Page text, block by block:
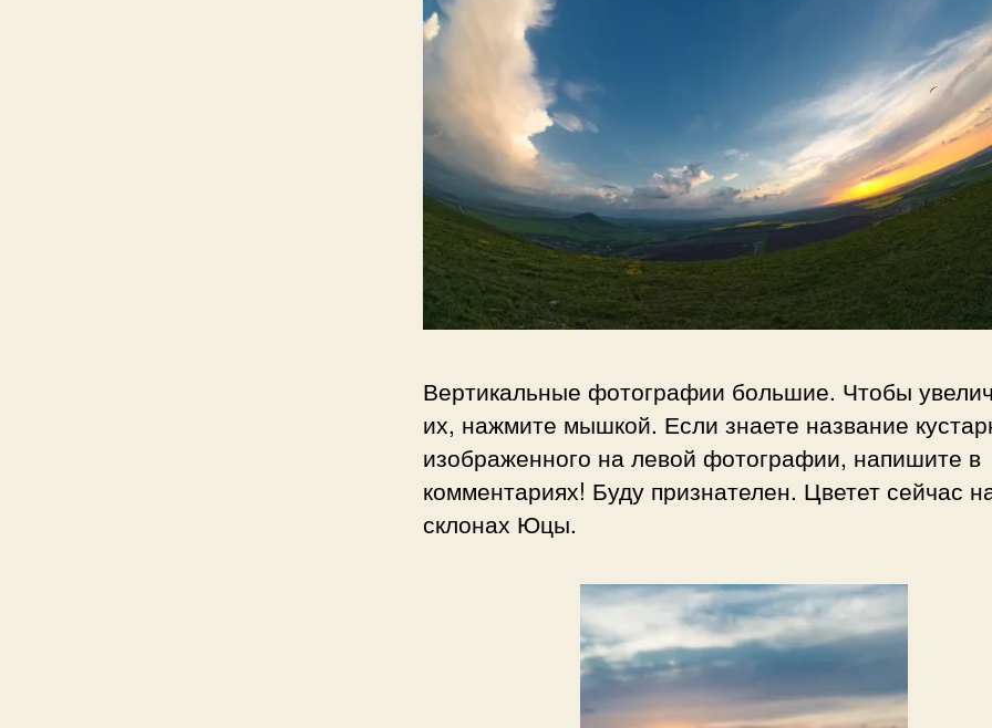
Вертикальные фотографии большие. Чтобы
их, нажмите мышкой. Если знаете название
изображенного на левой фотографии, напишите в
комментариях! Буду признателен. Цветет сейчас
склонах Юцы.